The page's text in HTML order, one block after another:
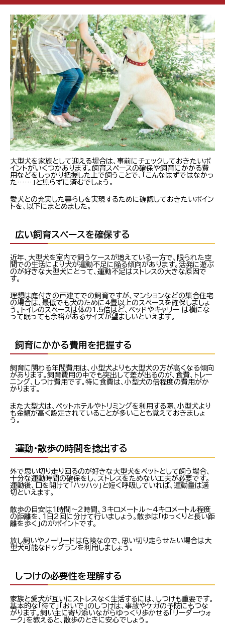
大型犬を家族として迎える場合は、事前にチェックしておきたいポ
イントがいくつかあります。飼育スペースの確保や飼育にかかる費
用などをしっかり把握した上で飼うことで、「こんなはずではなかっ
た……」と焦らずに済むでしょう。
愛犬との充実した暮らしを実現するために確認しておきたいポイン
トを、以下にまとめました。
広い飼育スペースを確保する
近年、大型犬を室内で飼うケースが増えている一方で、限られた空
間での生活により犬が運動不足に陥る傾向があります。活発に遊ぶ
のが好きな大型犬にとって、運動不足はストレスの大きな原因で
す。
理想は庭付きの戸建てでの飼育ですが、マンションなどの集合住宅
の場合は、最低でも犬のために4畳以上のスペースを確保しましょ
う。トイレのスペースは体の1.5倍ほど、ベッドやキャリー は横にな
って眠っても余裕があるサイズが望ましいといえます。
飼育にかかる費用を把握する
飼育に関わる年間費用は、小型犬よりも大型犬の方が高くなる傾向
があります。飼育費用の中でも突出して差が出るのが、食費、トレー
ニング、しつけ費用です。特に食費は、小型犬の倍程度の費用がか
かります。
また大型犬は、ペットホテルやトリミングを利用する際、小型犬より
も金額が高く設定されていることが多いことも覚えておきましょ
う。
運動・散歩の時間を捻出する
外で思い切り走り回るのが好きな大型犬をペットとして飼う場合、
十分な運動時間の確保をし、ストレスをためない工夫が必要です。
運動後、口を開けて「ハッハッ」と短く呼吸していれば、運動量は適
切といえます。
散歩の目安は1時間～2時間、3キロメートル～4キロメートル程度
の距離を、1日2回に分けて行いましょう。散歩は「ゆっくりと長い距
離を歩く」のがポイントです。
放し飼いやノーリードは危険なので、思い切り走らせたい場合は大
型犬可能なドッグランを利用しましょう。
しつけの必要性を理解する
家族と愛犬が互いにストレスなく生活するには、しつけも重要です。
基本的な「待て」「おいで」のしつけは、事故やケガの予防にもつな
がります。飼い主に寄り添いながらゆっくり歩かせる「リーダーウォ
ーク」を教えると、散歩のときに安心でしょう。